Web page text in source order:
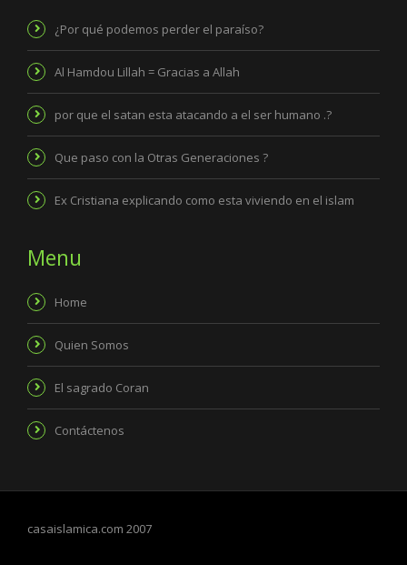
¿Por qué podemos perder el paraíso?
Al Hamdou Lillah = Gracias a Allah
por que el satan esta atacando a el ser humano .?
Que paso con la Otras Generaciones ?
Ex Cristiana explicando como esta viviendo en el islam
Menu
Home
Quien Somos
El sagrado Coran
Contáctenos
casaislamica.com 2007